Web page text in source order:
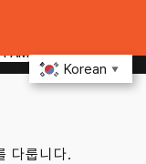
AM
다룹니다.
Korean ▼